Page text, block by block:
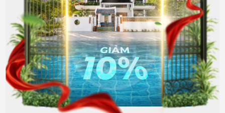
402
Full nội thất
5.500.000